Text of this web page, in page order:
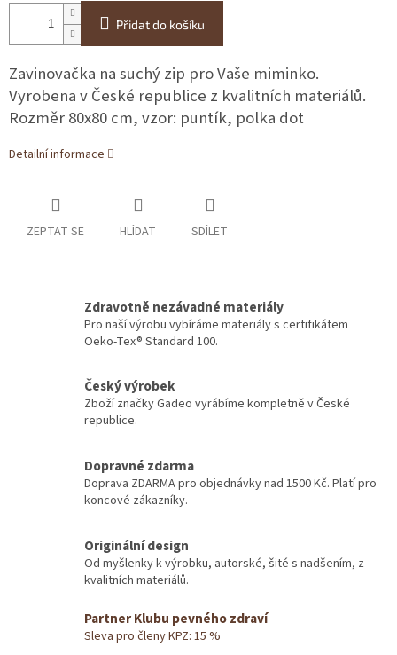
Přidat do košíku
Zavinovačka na suchý zip pro Vaše miminko.
Vyrobena v České republice z kvalitních materiálů.
Rozměr 80x80 cm, vzor: puntík, polka dot
Detailní informace
ZEPTAT SE HLÍDAT SDÍLET
Zdravotně nezávadné materiály
Pro naší výrobu vybíráme materiály s certifikátem
Oeko-Tex® Standard 100.
Český výrobek
Zboží značky Gadeo vyrábíme kompletně v České
republice.
Dopravné zdarma
Doprava ZDARMA pro objednávky nad 1500 Kč. Platí pro
koncové zákazníky.
Originální design
Od myšlenky k výrobku, autorské, šité s nadšením, z
kvalitních materiálů.
Partner Klubu pevného zdraví
Sleva pro členy KPZ: 15 %